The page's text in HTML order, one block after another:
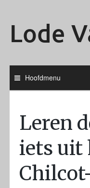
Lode
Hoofdmenu
Leren
iets uit